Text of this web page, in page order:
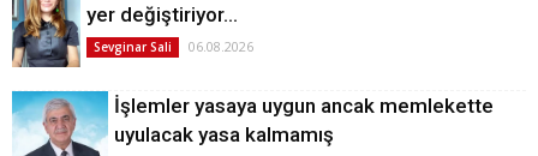
yer değiştiriyor…
Sevginar Sali 06.08.2026
İşlemler yasaya uygun ancak memlekette
uyulacak yasa kalmamış